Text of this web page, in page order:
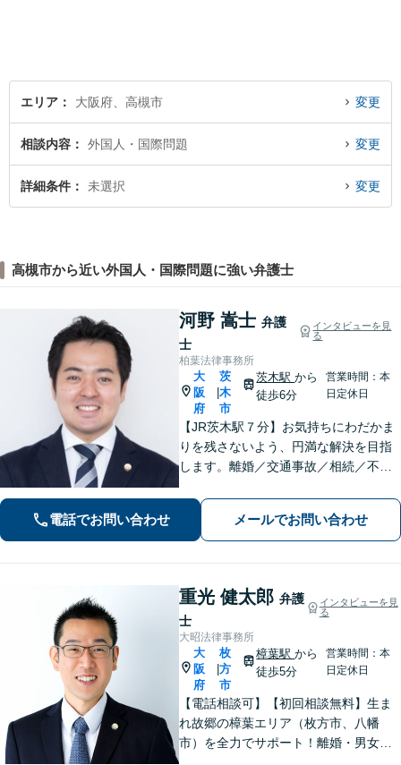
エリア 大阪府、高槻市 変更
相談内容 外国人・国際問題 変更
詳細条件 未選択 変更
高槻市から近い外国人・国際問題に強い弁護士
河野 嵩士 弁護
士
インタビューを見
る
柏葉法律事務所
大
阪
府
茨
木
市
茨木駅から
徒歩6分
営業時間：本
日定休日
【JR茨木駅７分】お気持ちにわだかま
りを残さないよう、円満な解決を目指
します。離婚／交通事故／相続／不動
などの刑事事件にも幅広く対応。紛争
化してしてしまった問題も、より良い
着地点を探り、交渉を重ねます【初回
相談無料】
電話でお問い合わせ メールでお問い合わせ
重光 健太郎 弁護
士
インタビューを見
る
大昭法律事務所
大
阪
府
枚
方
市
樟葉駅から
徒歩5分
営業時間：本
日定休日
【電話相談可】【初回相談無料】生ま
れ故郷の樟葉エリア（枚方市、八幡
市）を全力でサポート！離婚・男女問